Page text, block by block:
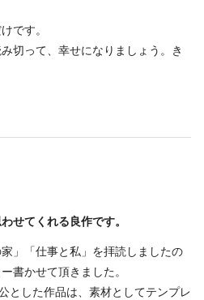
です。
切って、幸せになりましょう。き
せてくれる良作です。
」「仕事と私」を拝読しましたの
書かせて頂きました。
とした作品は、素材としてテンプレ